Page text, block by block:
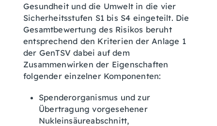
Gesundheit und die Umwelt in die vier
Sicherheitsstufen S1 bis S4 eingeteilt. Die
Gesamtbewertung des Risikos beruht
entsprechend den Kriterien der Anlage 1
der GenTSV dabei auf dem
Zusammenwirken der Eigenschaften
folgender einzelner Komponenten:
Spenderorganismus und zur
Übertragung vorgesehener
Nukleinsäureabschnitt,